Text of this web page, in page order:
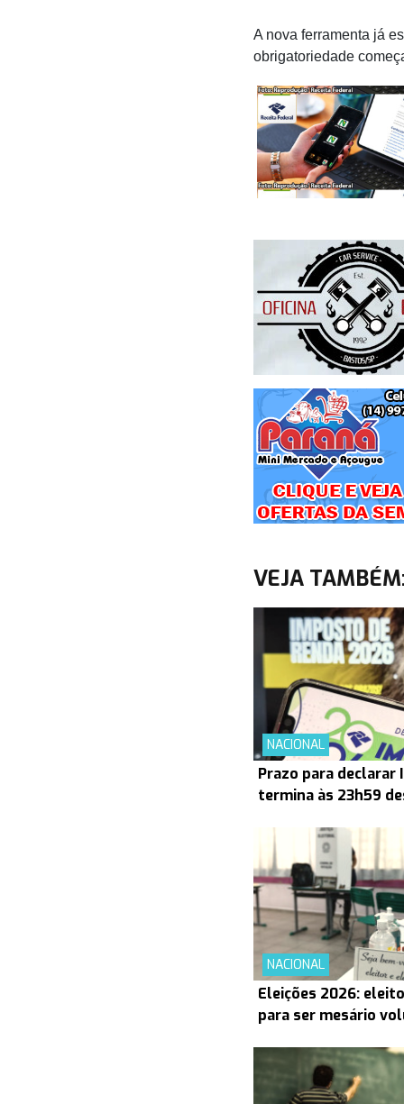
A nova ferramenta já
obrigatoriedade
VEJA
NACIONAL
Prazo para declarar
termina às 23h59
NACIONAL
Eleições 2026:
para ser mesário